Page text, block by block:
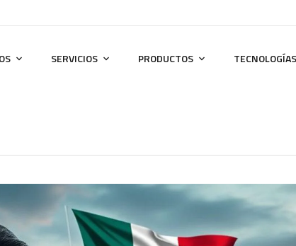
SERVICIOS PRODUCTOS TECNOLOGÍAS